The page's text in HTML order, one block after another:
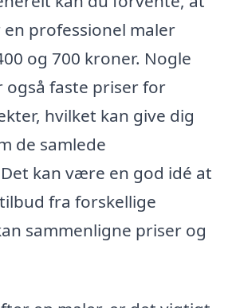
professionel maler
og 700 kroner. Nogle
også faste priser for
hvilket kan give dig
de samlede
kan være en god idé at
fra forskellige
sammenligne priser og